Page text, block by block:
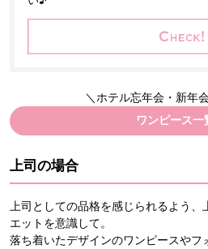
＼ホテル忘年会・新年
ワンピース一
上司の場合
上司としての品格を感じられるよう、
エットを意識して。
落ち着いたデザインのワンピースやフ